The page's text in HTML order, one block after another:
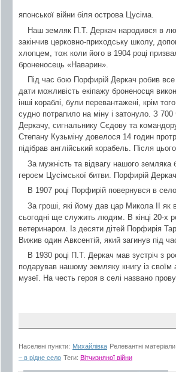
японської війни біля острова Цусіма.
Наш земляк П.Т. Деркач народився в
закінчив церковно-приходську школу,
хлопцем, тож коли його в 1904 році
броненосець «Наварин».
Під час бою Порфирій Деркач робив
дати можливість екіпажу броненосця
інші кораблі, були перевантажені, крім
судно потрапило на міну і затонуло. З
Деркачу, сигнальнику Сєдову та
Степану Кузьміну довелося 14 годин
підібрав англійський корабель. Після
За мужність та відвагу нашого земляка
героєм Цусімської битви. Порфирій
В 1907 році Порфирій повернувся в
За гроші, які йому дав цар Микола ІІ як
сьогодні ще служить людям. В кінці 20-х
ветеринаром. Із десяти дітей Порфирія
Вижив один Авксентій, який загинув під
В 1930 році П.Т. Деркач мав зустріч з
подарував нашому земляку книгу із
музеї. На честь героя в селі названо
Населені пункти: Михайлівка Релевантні матеріали:
– в рідне село Теги: Вітчизняної війни